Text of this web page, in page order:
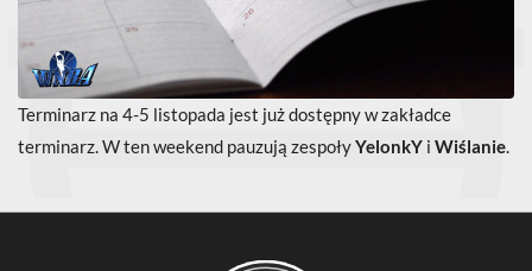
Terminarz na 4-5 listopada jest już dostępny w zakładce
terminarz. W ten weekend pauzują zespołyYelonkY i Wiślanie.